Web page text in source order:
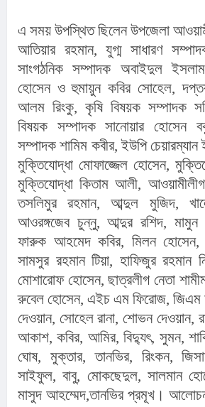
এ সময় উপস্থিত ছিলেন উপজেলা
আতিয়ার রহমান, যুগ্ম সাধারণ
সাংগঠনিক সম্পাদক অবাইদুল
হোসেন ও হুমায়ুন কবির সোহেল,
আলম রিংকু, কৃষি বিষয়ক সম্পাদক
বিষয়ক সম্পাদক সানোয়ার হোসেন
সম্পাদক শামিম কবীর, ইউপি চেয়ারম্যান
মুক্তিযোদ্ধা মোফাজ্জেল হোসেন,
মুক্তিযোদ্ধা কিতাম আলী,
তসলিমুর রহমান, আব্দুল মুজিদ,
আওরঙ্গজেব চুন্নু, আব্দুর রশিদ, মামুন
ফারুক আহমেদ কবির, মিলন হোসেন,
সামসুর রহমান টিয়া, হাফিজুর রহমান
মোশারোফ হোসেন, ছাত্রলীগ নেতা
রুবেল হোসেন, এইচ এম ফিরোজ, জিএম
দেওয়ান, সোহেল রানা, শোভন দেওয়ান,
আকাশ, কবির, আমির, বিদ্যুৎ, সুমন,
ঘোষ, মুক্তার, তানভির, রিংকন,
সাইফুল, বাবু, মোকছেদুল, সালমান
মাসুদ আহম্মেদ,তানভির প্রমূখ।